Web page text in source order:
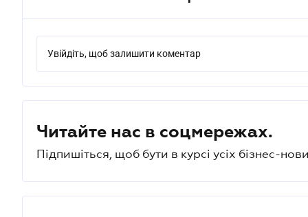
Увійдіть, щоб залишити коментар
Читайте нас в соцмережах.
Підпишіться, щоб бути в курсі усіх бізнес-